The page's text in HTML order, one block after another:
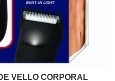
VELLO CORPORAL